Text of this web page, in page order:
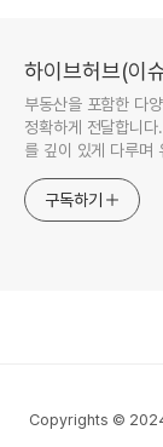
하이브허브(이
부동산을 포함한 다
정확하게 전달합니
를 깊이 있게 다루며
구독하기
Copyrights ©